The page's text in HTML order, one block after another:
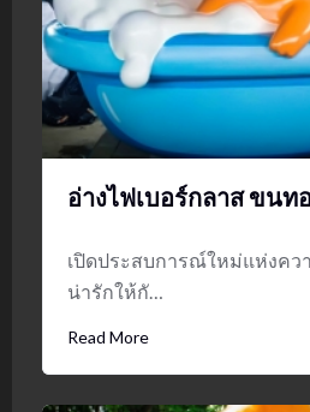
อ่างไฟเบอร์กลาส ขนท
เปิดประสบการณ์ใหม่แห่งค
น่ารักให้กั…
Read More